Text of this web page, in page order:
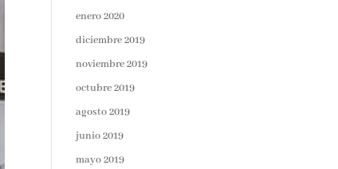
enero 2020
diciembre 2019
noviembre 2019
octubre 2019
agosto 2019
junio 2019
mayo 2019